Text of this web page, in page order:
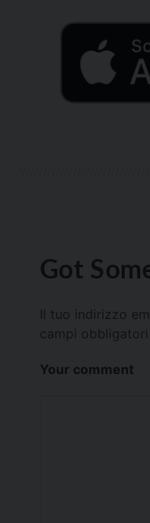
Got
Il tuo indirizzo
campi
Your comment